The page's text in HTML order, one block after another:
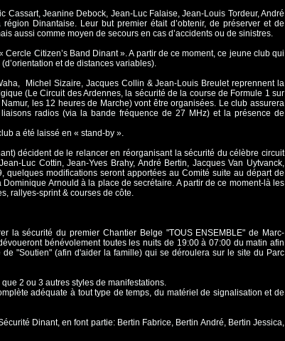
Cassart, Jeanine Debock, Jean-Luc Falaise, Jean-Louis Tordeur, André
Dinantaise. Leur but premier était d’obtenir, de préserver et de
aussi comme moyen de secours en cas d’accidents ou de sinistres.
Citizen’s Band Dinant ». A partir de ce moment, ce jeune club qui
et de distances variables).
Michel Sizaire, Jacques Collin & Jean-Louis Breulet reprennent la
(Le Circuit des Ardennes, la sécurité de la course de Formule 1 sur
les 12 heures de Marche) vont être organisées. Le club assurera
radios (via la bande fréquence de 27 MHz) et la présence de
a été laissé en « stand-by ».
décident de le relancer en réorganisant la sécurité du célèbre circuit
Luc Cottin, Jean-Yves Brahy, André Bertin, Jacques Van Uytvanck,
modifications seront apportées au Comité suite au départ de
Arnould à la place de secrétaire. A partir de ce moment-là les
rallyes-sprint & courses de côte.
la sécurité du premier Chantier Belge "TOUS ENSEMBLE" de Marc-
bénévolement toutes les nuits de 19:00 à 07:00 du matin afin
"Soutien" (afin d'aider la famille) qui se déroulera sur le site du Parc
2 ou 3 autres styles de manifestations.
adéquate à tout type de temps, du matériel de signalisation et de
Dinant, en font partie: Bertin Fabrice, Bertin André, Bertin Jessica,